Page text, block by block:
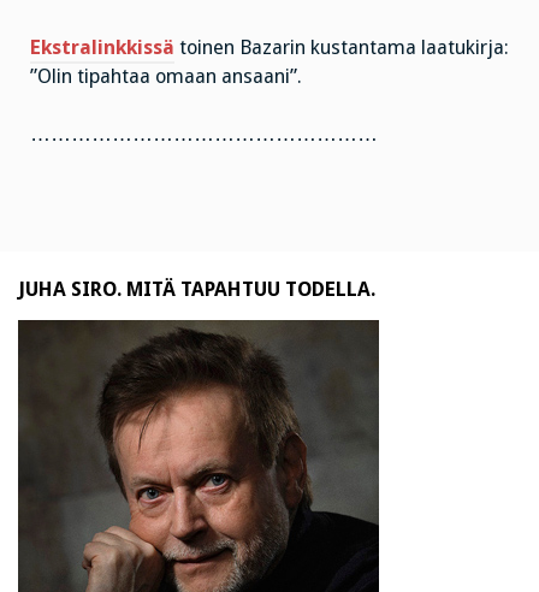
Ekstralinkkissä toinen Bazarin kustantama laatukirja:
”Olin tipahtaa omaan ansaani”.
……………………………………………
JUHA SIRO. MITÄ TAPAHTUU TODELLA.